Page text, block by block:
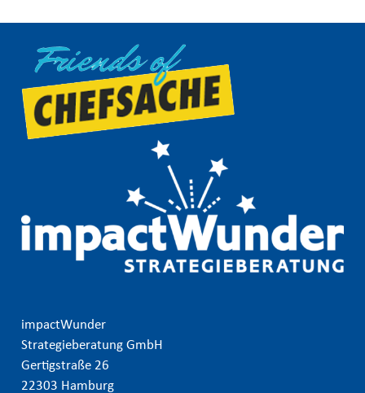
impactWunder
Strategieberatung GmbH
Gertigstraße 26
22303 Hamburg